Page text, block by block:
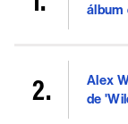
álbum
Alex
de